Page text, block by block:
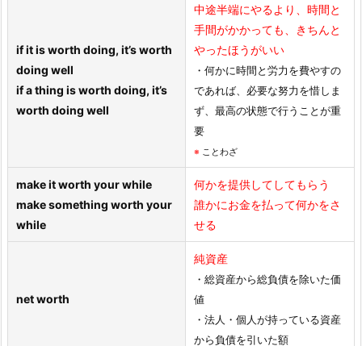
if it is worth doing, it’s worth
doing well
if a thing is worth doing, it’s
worth doing well
中途半端にやるより、時間と
手間がかかっても、きちんと
やったほうがいい
・何かに時間と労力を費やすの
であれば、必要な努力を惜しま
ず、最高の状態で行うことが重
要
※ ことわざ
make it worth your while
make something worth your
while
何かを提供してしてもらう
誰かにお金を払って何かをさ
せる
net worth
純資産
・総資産から総負債を除いた価
値
・法人・個人が持っている資産
から負債を引いた額